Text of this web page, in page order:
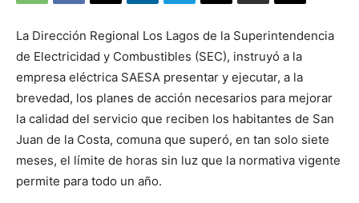
La Dirección Regional Los Lagos de la Superintendencia
de Electricidad y Combustibles (SEC), instruyó a la
empresa eléctrica SAESA presentar y ejecutar, a la
brevedad, los planes de acción necesarios para mejorar
la calidad del servicio que reciben los habitantes de San
Juan de la Costa, comuna que superó, en tan solo siete
meses, el límite de horas sin luz que la normativa vigente
permite para todo un año.